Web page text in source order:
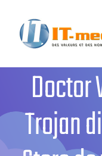
contenu
Doctor
Trojan